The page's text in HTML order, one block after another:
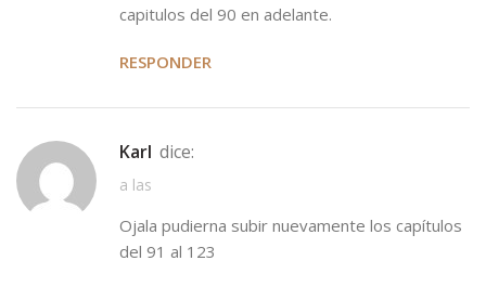
capitulos del 90 en adelante.
RESPONDER
Karl dice:
a las
Ojala pudierna subir nuevamente los capítulos
del 91 al 123